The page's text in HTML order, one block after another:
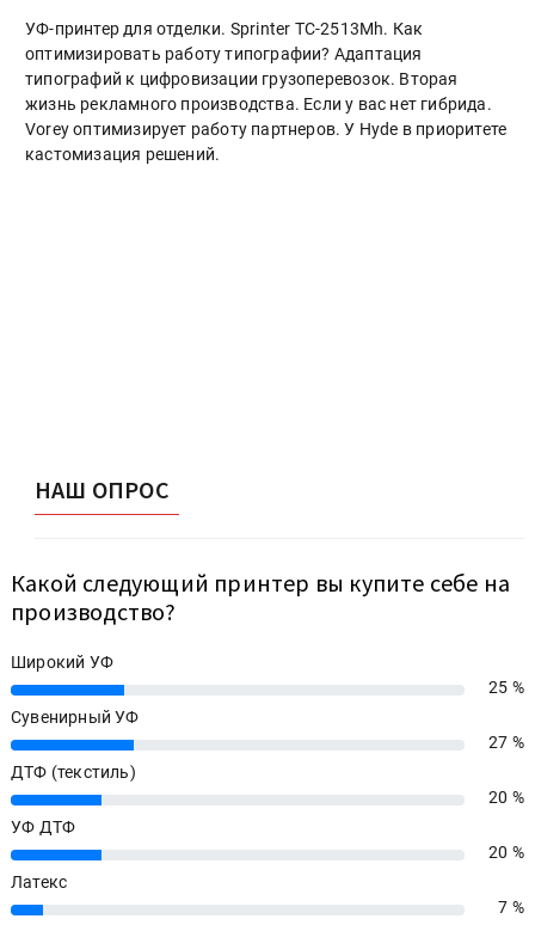
УФ-принтер для отделки. Sprinter ТС-2513Mh. Как
оптимизировать работу типографии? Адаптация
типографий к цифровизации грузоперевозок. Вторая
жизнь рекламного производства. Если у вас нет гибрида.
Vorey оптимизирует работу партнеров. У Hyde в приоритете
кастомизация решений.
НАШ ОПРОС
Какой следующий принтер вы купите себе на
производство?
Широкий УФ
25%
25 %
Сувенирный УФ
27%
27 %
ДТФ (текстиль)
20%
20 %
УФ ДТФ
20%
20 %
Латекс
7%
7 %